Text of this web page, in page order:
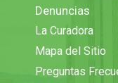
Denuncias
La Curadora
Mapa del Sitio
Preguntas